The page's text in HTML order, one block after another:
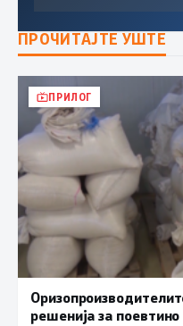
ПРОЧИТАЈТЕ УШТЕ
ПРИЛОГ
решенија за